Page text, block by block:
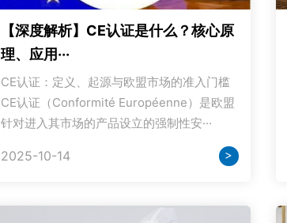
【深度解析】CE认证是什么？核心原
理、应用···
CE认证：定义、起源与欧盟市场的准入门槛
CE认证（Conformité Européenne）是欧盟
针对进入其市场的产品设立的强制性安···
2025-10-14 >